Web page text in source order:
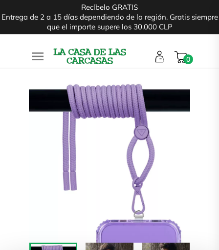
Recíbelo GRATIS
Entrega de 2 a 15 días dependiendo de la región. Gratis siempre
que el importe supere los 30.000 CLP
 0